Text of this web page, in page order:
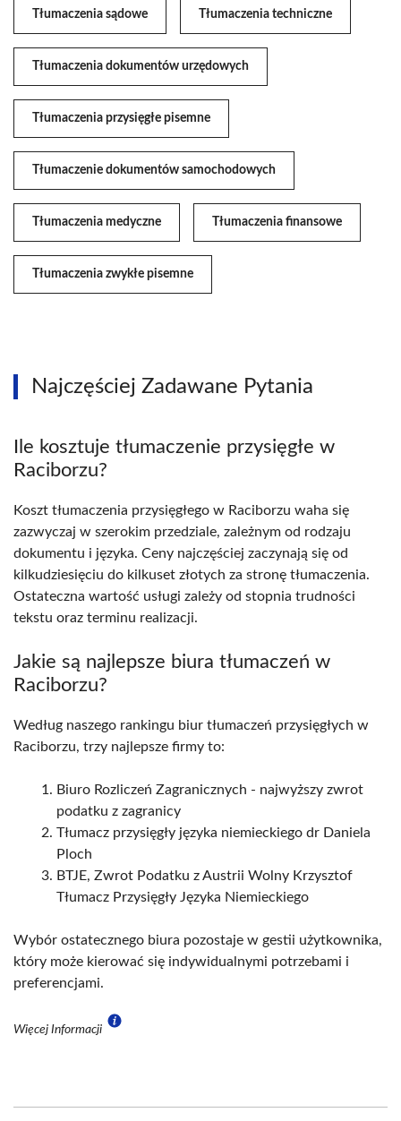
Tłumaczenia sądowe Tłumaczenia techniczne
Tłumaczenia dokumentów urzędowych
Tłumaczenia przysięgłe pisemne
Tłumaczenie dokumentów samochodowych
Tłumaczenia medyczne Tłumaczenia finansowe
Tłumaczenia zwykłe pisemne
Najczęściej Zadawane Pytania
Ile kosztuje tłumaczenie przysięgłe w
Raciborzu?
Koszt tłumaczenia przysięgłego w Raciborzu waha się
zazwyczaj w szerokim przedziale, zależnym od rodzaju
dokumentu i języka. Ceny najczęściej zaczynają się od
kilkudziesięciu do kilkuset złotych za stronę tłumaczenia.
Ostateczna wartość usługi zależy od stopnia trudności
tekstu oraz terminu realizacji.
Jakie są najlepsze biura tłumaczeń w
Raciborzu?
Według naszego rankingu biur tłumaczeń przysięgłych w
Raciborzu, trzy najlepsze firmy to:
Biuro Rozliczeń Zagranicznych - najwyższy zwrot
podatku z zagranicy
Tłumacz przysięgły języka niemieckiego dr Daniela
Ploch
BTJE, Zwrot Podatku z Austrii Wolny Krzysztof
Tłumacz Przysięgły Języka Niemieckiego
Wybór ostatecznego biura pozostaje w gestii użytkownika,
który może kierować się indywidualnymi potrzebami i
preferencjami.
Więcej Informacji